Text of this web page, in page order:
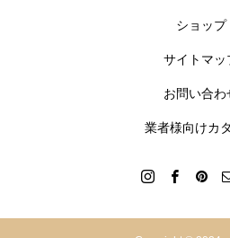
沖縄県宜野湾市伊佐2-
098-890-
ショップ
サイトマッ
お問い合わ
業者様向けカ